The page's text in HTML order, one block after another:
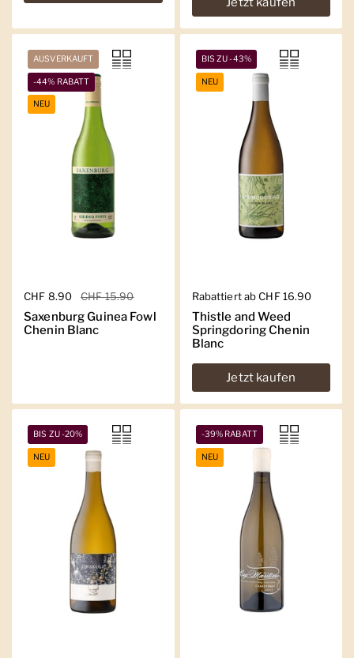
Regulärer Preis
CHF 8.90 Sale-Preis
CHF 15.90
Saxenburg Guinea Fowl
Chenin Blanc
AUSVERKAUFT
-44% RABATT
NEU
Regulärer Preis
Rabattiert ab CHF 16.90
Thistle and Weed
Springdoring Chenin
Blanc
Jetzt kaufen
BIS ZU -43%
NEU
BIS ZU -20%
NEU
-39% RABATT
NEU